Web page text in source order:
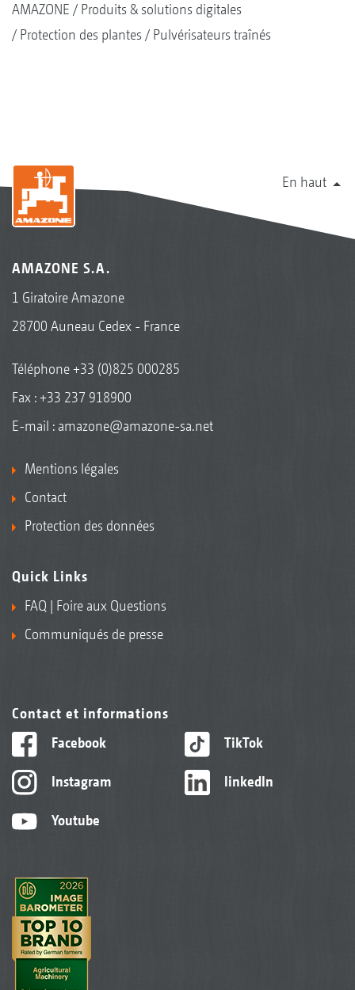
AMAZONE
Produits & solutions digitales
Protection des plantes
Pulvérisateurs traînés
En haut
AMAZONE S.A.
1 Giratoire Amazone
28700 Auneau Cedex - France
Téléphone+33 (0)825 000285
Fax : +33 237 918900
E-mail : amazone@amazone-sa.net
Mentions légales
Contact
Protection des données
Quick Links
FAQ | Foire aux Questions
Communiqués de presse
Contact et informations
Facebook
Instagram
Youtube
TikTok
linkedIn